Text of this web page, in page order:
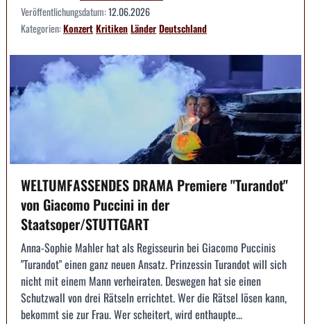
Veröffentlichungsdatum:12.06.2026
Kategorien:KonzertKritikenLänderDeutschland
WELTUMFASSENDES DRAMA Premiere "Turandot"
von Giacomo Puccini in der
Staatsoper/STUTTGART
Anna-Sophie Mahler hat als Regisseurin bei Giacomo Puccinis
"Turandot" einen ganz neuen Ansatz. Prinzessin Turandot will sich
nicht mit einem Mann verheiraten. Deswegen hat sie einen
Schutzwall von drei Rätseln errichtet. Wer die Rätsel lösen kann,
bekommt sie zur Frau. Wer scheitert, wird enthaupte...